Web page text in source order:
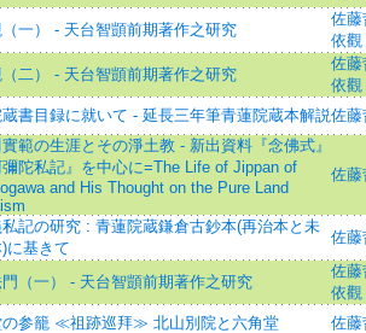
一） - 天台智顗前期著作之研究
佐藤
依觀
二） - 天台智顗前期著作之研究
佐藤
依觀
書目録に就いて - 延長三年筆青蓮院蔵本解説佐藤
範の生涯とその淨土教 - 新出資料『念佛式』
彌陀私記』を中心に=The Life of Jippan of
and His Thought on the Pure Land
佐藤
記の研究 : 青蓮院蔵鎌倉古鈔本(再治本と未
に基きて
佐藤
（一） - 天台智顗前期著作之研究
佐藤
依觀
の参籠 ≪祖跡巡拜≫ 北山別院と六角堂
佐藤